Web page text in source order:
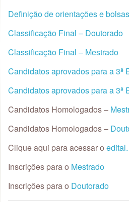
Definição de orientações e
Classificação Final – Doutorado
Classificação Final – Mestrado
Candidatos aprovados para a 3ª
Candidatos aprovados para a 3ª
Candidatos Homologados –
Candidatos Homologados –
Clique aqui para acessar o edital.
Inscrições para o Mestrado
Inscrições para o Doutorado